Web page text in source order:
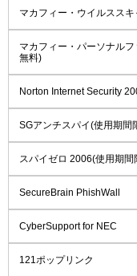
マカフィー・ウイルスス
マカフィー・パーソナル
無料)
Norton Internet Security
SGアンチスパイ(使用期間
スパイゼロ 2006(使用期
SecureBrain PhishWall
CyberSupport for NEC
121ポップリンク